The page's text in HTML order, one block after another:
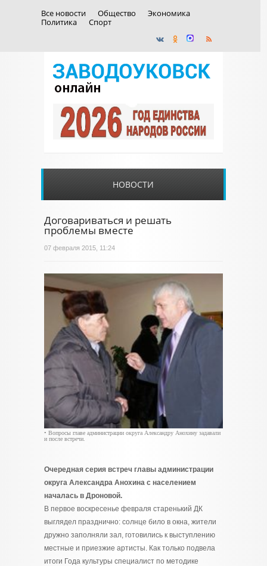
Все новости Общество
Экономика
Политика
Спорт
НОВОСТИ
Договариваться и решать
проблемы вместе
07 февраля 2015, 11:24
• Вопросы главе администрации округа Александру Анохину задавали
и после встречи.
Очередная серия встреч главы администрации
округа Александра Анохина с населением
началась в Дроновой.
В первое воскресенье февраля старенький ДК
выглядел празднично: солнце било в окна, жители
дружно заполняли зал, готовились к выступлению
местные и приезжие артисты. Как только подвела
итоги Года культуры специалист по методике